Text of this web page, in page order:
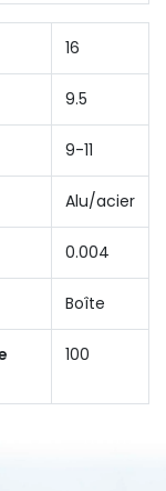
16
9.5
9-11
Alu/acier
0.004
Boîte
100